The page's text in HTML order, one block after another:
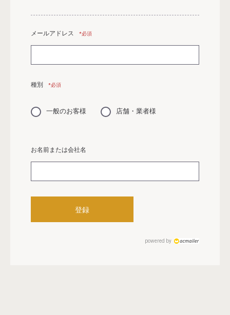
メールアドレス *必須
種別 *必須
一般のお客様 店舗・業者様
お名前または会社名
powered by